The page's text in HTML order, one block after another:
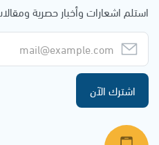
استلم اشعارات وأخبار حصرية
اشترك الآن